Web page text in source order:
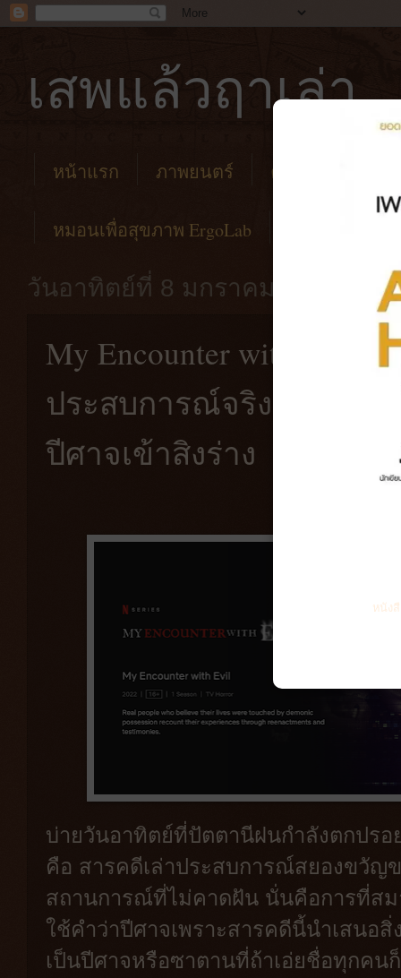
เสพแล้วฤาเล่า
หน้าแรก ภาพยนตร์ คาเฟ่
หมอนเพื่อสุขภาพ ErgoLab
วันอาทิตย์ที่ 8 มกราคม พ.ศ. 2566
My Encounter with Evil
ประสบการณ์จริงของสา
ปีศาจเข้าสิงร่าง
บ่ายวันอาทิตย์ที่ปัตตานีฝนกำลังตกปร
คือ สารคดีเล่าประสบการณ์สยองขวัญ
สถานการณ์ที่ไม่คาดฝัน นั่นคือการที่สม
ใช้คำว่าปีศาจเพราะสารคดีนี้นำเสนอ
เป็นปีศาจหรือซาตานที่ถ้าเอ่ยชื่อทุกคน
หนัง